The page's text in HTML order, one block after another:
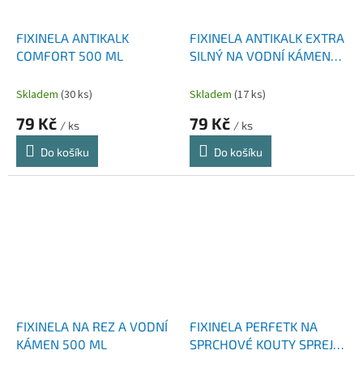
FIXINELA ANTIKALK
COMFORT 500 ML
Skladem (30 ks)
79 Kč / ks
Do košíku
FIXINELA ANTIKALK EXTRA
SILNÝ NA VODNÍ KÁMEN
Skladem (17 ks)
79 Kč / ks
Do košíku
FIXINELA NA REZ A VODNÍ
KÁMEN 500 ML
FIXINELA PERFETK NA
SPRCHOVÉ KOUTY SPREJ